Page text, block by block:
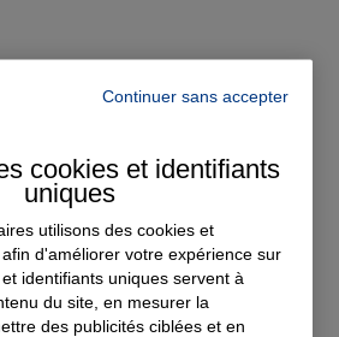
Continuer sans accepter
cookies et identifiants
uniques
utilisons des cookies et
d'améliorer votre expérience sur
identifiants uniques servent à
du site, en mesurer la
des publicités ciblées et en